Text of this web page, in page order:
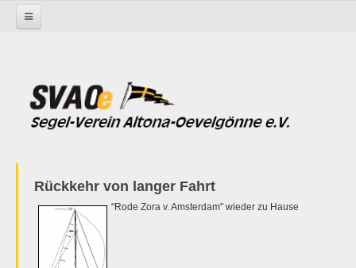
Rückkehr von langer Fahrt
"Rode Zora v. Amsterdam" wieder zu Hause